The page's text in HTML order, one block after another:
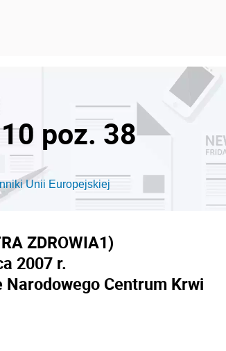
poz. 38
Unii Europejskiej
ZDROWIA1)
2007 r.
Centrum Krwi